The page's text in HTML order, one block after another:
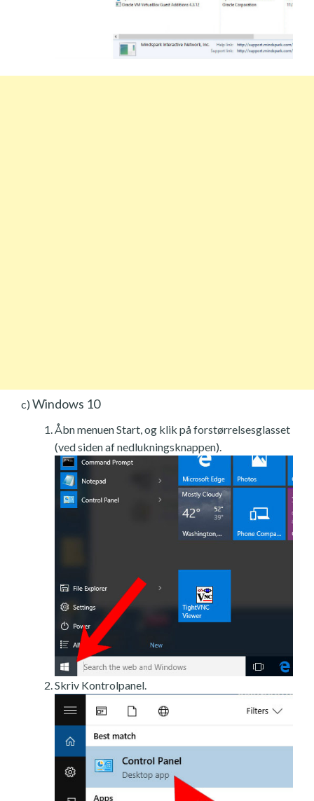
c) Windows 10
Åbn menuen Start, og klik på forstørrelsesglasset
(ved siden af nedlukningsknappen).
Skriv Kontrolpanel.